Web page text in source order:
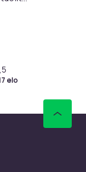
tuolit
elo